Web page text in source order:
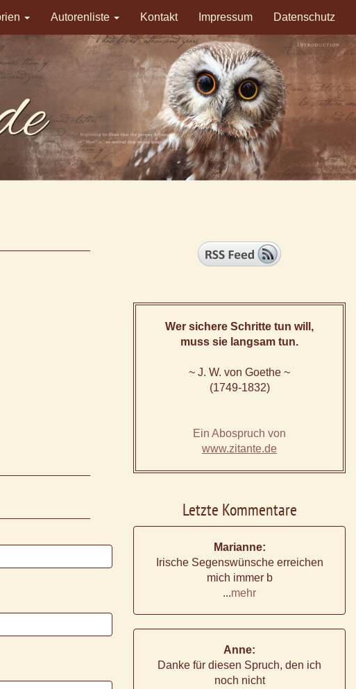
Autorenliste Kontakt Impressum Datenschutz
Wer sichere Schritte tun will,
muss sie langsam tun.
~ J. W. von Goethe ~
(1749-1832)
Ein Abospruch von
www.zitante.de
Letzte Kommentare
Marianne:
Irische Segenswünsche erreichen
mich immer b
...mehr
Anne:
Danke für diesen Spruch, den ich
noch nicht